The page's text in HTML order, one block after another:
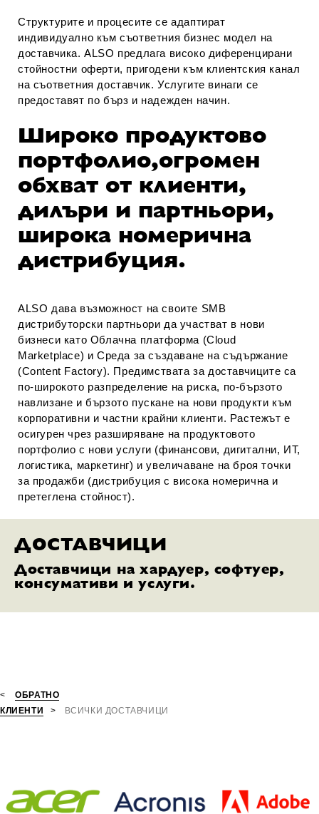
Структурите и процесите се адаптират
индивидуално към съответния бизнес модел на
доставчика. ALSO предлага високо диференцирани
стойностни оферти, пригодени към клиентския канал
на съответния доставчик. Услугите винаги се
предоставят по бърз и надежден начин.
Широко продуктово
портфолио,огромен
обхват от клиенти,
дилъри и партньори,
широка номерична
дистрибуция.
ALSO дава възможност на своите SMB
дистрибуторски партньори да участват в нови
бизнеси като Облачна платформа (Cloud
Marketplace) и Среда за създаване на съдържание
(Content Factory). Предимствата за доставчиците са
по-широкото разпределение на риска, по-бързото
навлизане и бързото пускане на нови продукти към
корпоративни и частни крайни клиенти. Растежът е
осигурен чрез разширяване на продуктовото
портфолио с нови услуги (финансови, дигитални, ИТ,
логистика, маркетинг) и увеличаване на броя точки
за продажби (дистрибуция с висока номерична и
претеглена стойност).
ДОСТАВЧИЦИ
Доставчици на хардуер, софтуер,
консумативи и услуги.
ОБРАТНО
КЛИЕНТИ
ВСИЧКИ ДОСТАВЧИЦИ